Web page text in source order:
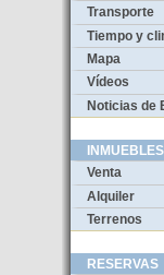
Transporte
Tiempo y
Mapa
Vídeos
Noticias de
INMUEBLES
Venta
Alquiler
Terrenos
RESERVAS